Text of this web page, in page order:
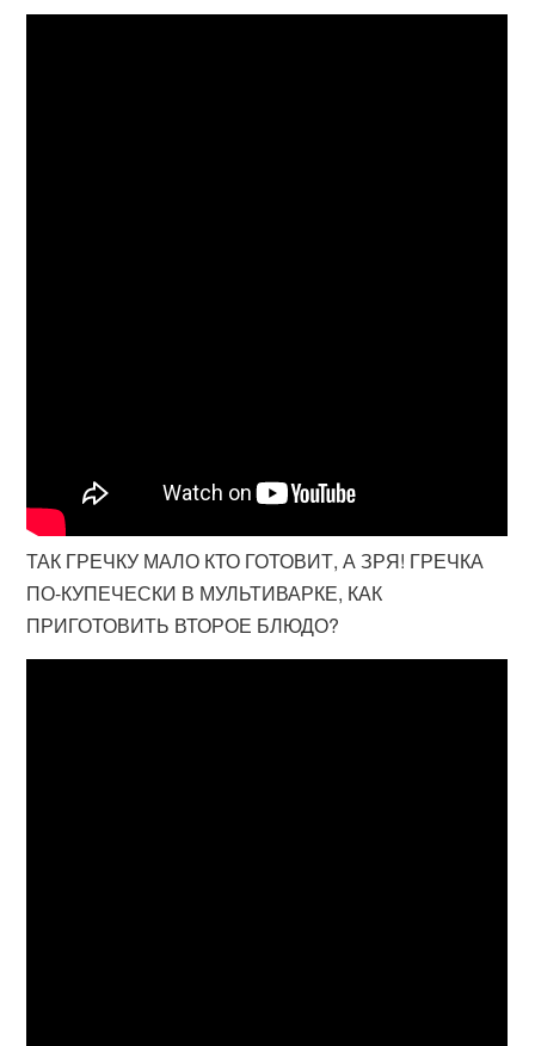
ТАК ГРЕЧКУ МАЛО КТО ГОТОВИТ, А ЗРЯ! ГРЕЧКА
ПО-КУПЕЧЕСКИ В МУЛЬТИВАРКЕ, КАК
ПРИГОТОВИТЬ ВТОРОЕ БЛЮДО?